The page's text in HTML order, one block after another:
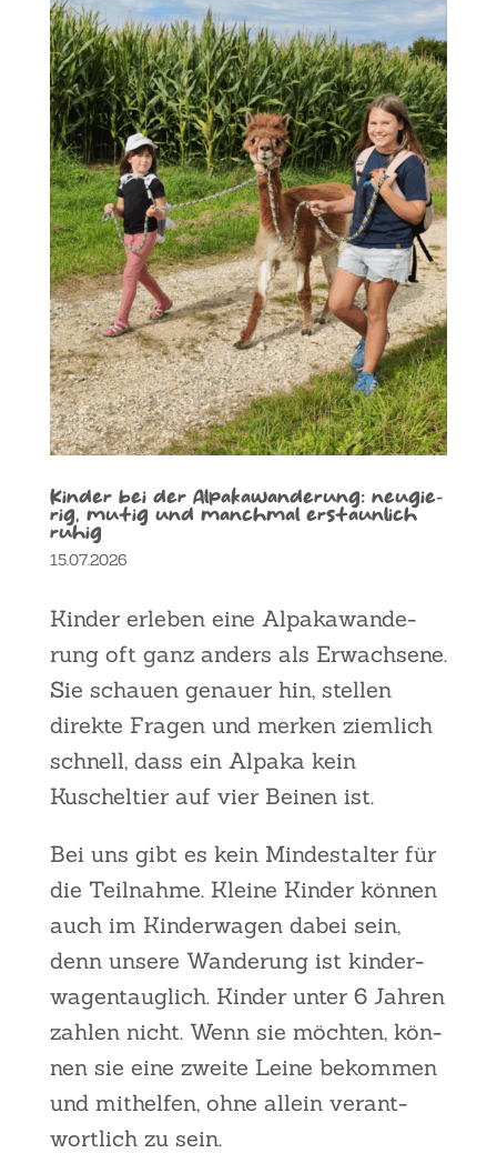
Kin­der bei der Alpa­ka­wan­de­rung: neu­gie­
rig, mutig und manch­mal erstaun­lich
ruhig
15.07.2026
Kin­der erle­ben eine Alpa­ka­wan­de­
rung oft ganz anders als Erwach­se­ne.
Sie schau­en genau­er hin, stel­len
direk­te Fra­gen und mer­ken ziem­lich
schnell, dass ein Alpa­ka kein
Kuschel­tier auf vier Bei­nen ist.
Bei uns gibt es kein Min­dest­al­ter für
die Teil­nah­me. Klei­ne Kin­der kön­nen
auch im Kin­der­wa­gen dabei sein,
denn unse­re Wan­de­rung ist kin­der­
wa­gen­taug­lich. Kin­der unter 6 Jah­ren
zah­len nicht. Wenn sie möch­ten, kön­
nen sie eine zwei­te Lei­ne bekom­men
und mit­hel­fen, ohne allein ver­ant­
wort­lich zu sein.